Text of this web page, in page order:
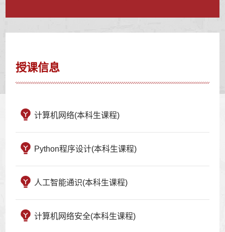
授课信息
计算机网络(本科生课程)
Python程序设计(本科生课程)
人工智能通识(本科生课程)
计算机网络安全(本科生课程)